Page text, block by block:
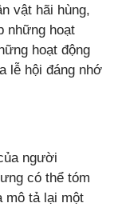
vật hãi hùng,
những hoạt
hoạt động
lễ hội đáng nhớ
người
có thể tóm
mô tả lại một